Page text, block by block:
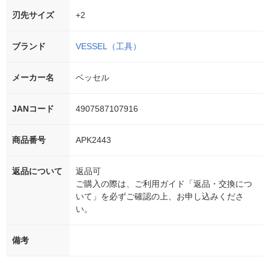
刃先サイズ +2
ブランド VESSEL（工具）
メーカー名 ベッセル
JANコード 4907587107916
商品番号 APK2443
返品について
返品可
ご購入の際は、ご利用ガイド「返品・交換につ
いて」を必ずご確認の上、お申し込みくださ
い。
備考